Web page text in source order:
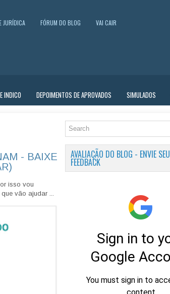
JURÍDICA FÓRUM DO BLOG VAI CAIR
INDICO DEPOIMENTOS DE APROVADOS SIMULADOS
- BAIXE
isso vou
vão ajudar ...
AVALIAÇÃO DO BLOG - ENVIE SEU
FEEDBACK